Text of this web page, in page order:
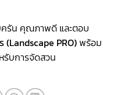
รัน คุณภาพดี และตอบ
(Landscape PRO)พร้อม
รับการจัดสวน